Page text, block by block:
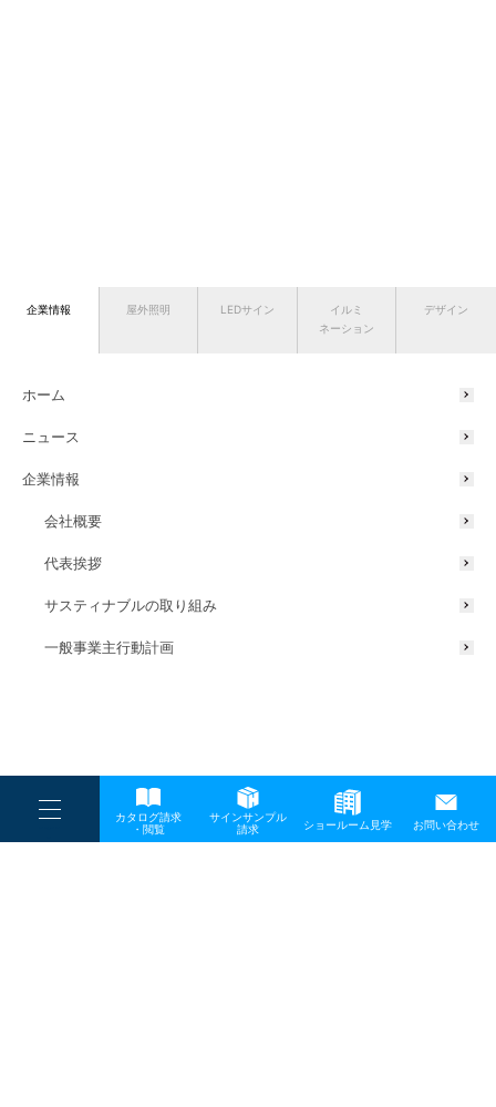
----
----
-
カタログ請求
・閲覧
サインサンプル
請求
ショールーム見学 お問い合わせ
企業情報 屋外照明 LEDサイン
イルミ
ネーション
デザイン
ホーム
ニュース
企業情報
会社概要
代表挨拶
サスティナブルの取り組み
一般事業主行動計画